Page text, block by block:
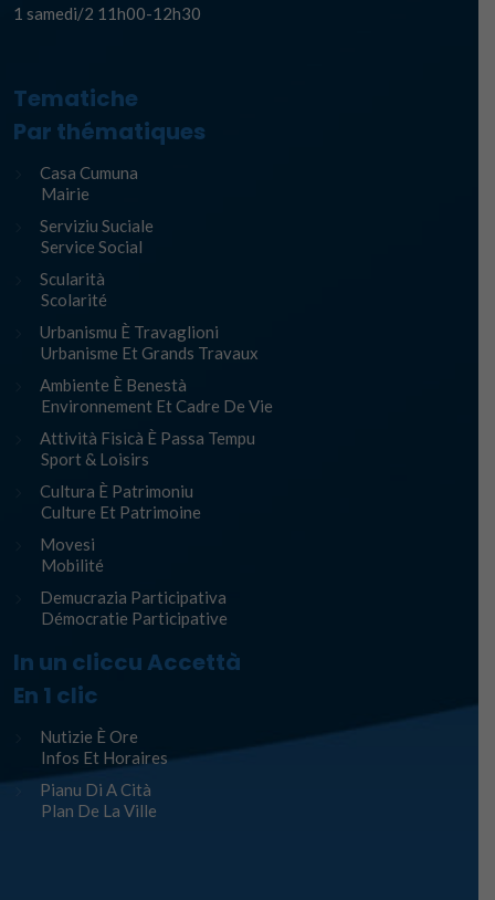
1 samedi/2 11h00-12h30
Tematiche
Par thématiques
Casa Cumuna
Mairie
Serviziu Suciale
Service Social
Scularità
Scolarité
Urbanismu È Travaglioni
Urbanisme Et Grands Travaux
Ambiente È Benestà
Environnement Et Cadre De Vie
Attività Fisicà È Passa Tempu
Sport & Loisirs
Cultura È Patrimoniu
Culture Et Patrimoine
Movesi
Mobilité
Demucrazia Participativa
Démocratie Participative
In un cliccu Accettà
En 1 clic
Nutizie È Ore
Infos Et Horaires
Pianu Di A Cità
Plan De La Ville